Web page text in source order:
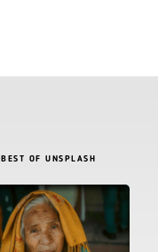
BEST OF UNSPLASH